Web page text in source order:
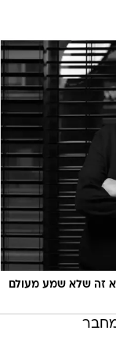
זה שלא שמע מעולם